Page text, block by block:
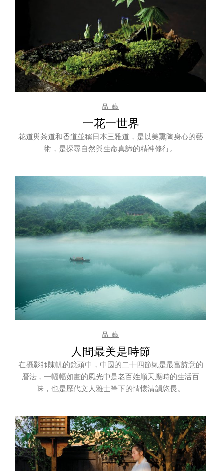
品·藝
一花一世界
花道與茶道和香道並稱日本三雅道，是以美熏陶身心的藝
術，是探尋自然與生命真諦的精神修行。
品·藝
人間最美是時節
在攝影師陳帆的鏡頭中，中國的二十四節氣是最富詩意的
曆法，一幅幅如畫的風光中是老百姓順天應時的生活百
味，也是歷代文人雅士筆下的情懷清韻悠長。